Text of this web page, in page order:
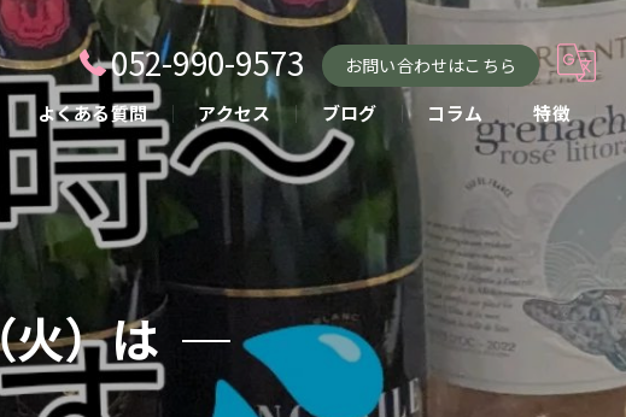
052-990-9573 お問い合わせはこちら
よくある質問 アクセス ブログ コラム 特徴
小料理
おばんざい
貸し切り
コース
）は